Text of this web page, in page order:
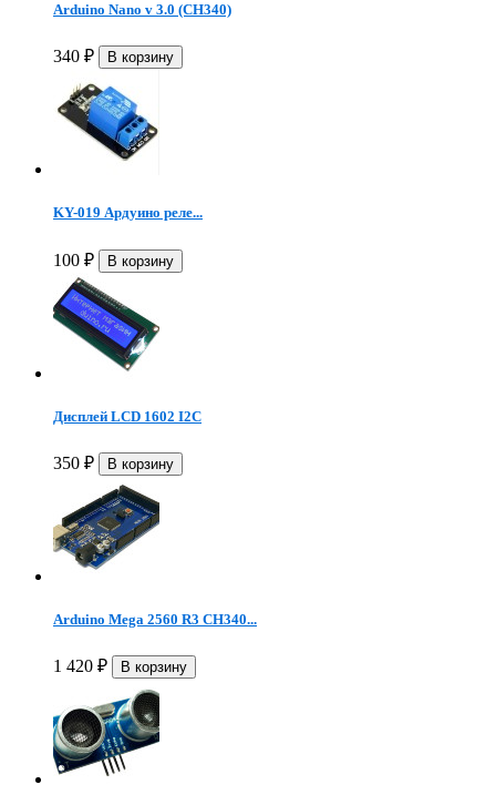
Arduino Nano v 3.0 (CH340)
340 ₽
KY-019 Ардуино реле...
100 ₽
Дисплей LCD 1602 I2C
350 ₽
Arduino Mega 2560 R3 CH340...
1 420 ₽